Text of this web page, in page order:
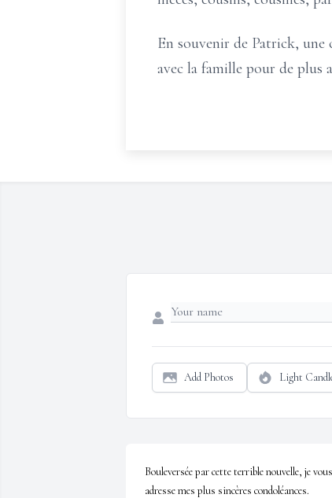
En souvenir de Patrick,
avec la famille pour de plus
Add Photos Light
Bouleversée par cette terrible nouvelle, je vous
adresse mes plus sincères condoléances.